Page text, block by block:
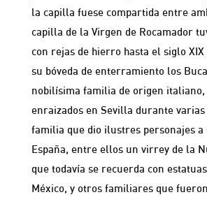
la capilla fuese compartida entre
capilla de la Virgen de Rocamador
con rejas de hierro hasta el siglo
su bóveda de enterramiento los
nobilísima familia de origen italiano,
enraizados en Sevilla durante
familia que dio ilustres personajes a
España, entre ellos un virrey de la
que todavía se recuerda con
México, y otros familiares que